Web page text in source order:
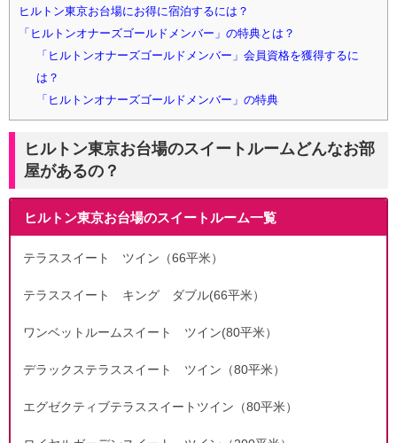
ヒルトン東京お台場にお得に宿泊するには？
「ヒルトンオナーズゴールドメンバー」の特典とは？
「ヒルトンオナーズゴールドメンバー」会員資格を獲得するに
は？
「ヒルトンオナーズゴールドメンバー」の特典
ヒルトン東京お台場のスイートルームどんなお部
屋があるの？
ヒルトン東京お台場のスイートルーム一覧
テラススイート ツイン（66平米）
テラススイート キング ダブル(66平米）
ワンベットルームスイート ツイン(80平米）
デラックステラススイート ツイン（80平米）
エグゼクティブテラススイートツイン（80平米）